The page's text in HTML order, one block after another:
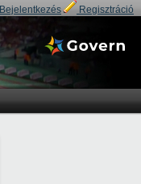
Bejelentkezés Regisztráció